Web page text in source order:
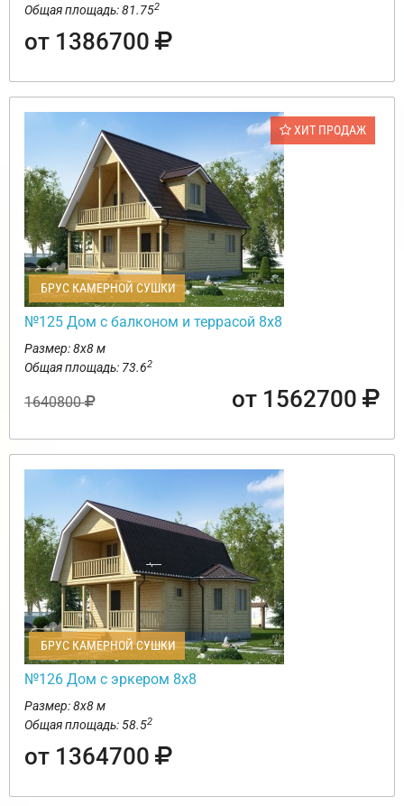
Общая площадь: 81.752
от 1386700
ХИТ ПРОДАЖ
БРУС КАМЕРНОЙ СУШКИ
№125 Дом с балконом и террасой 8х8
Размер: 8х8 м
Общая площадь: 73.62
1640800 от 1562700
БРУС КАМЕРНОЙ СУШКИ
№126 Дом с эркером 8х8
Размер: 8х8 м
Общая площадь: 58.52
от 1364700